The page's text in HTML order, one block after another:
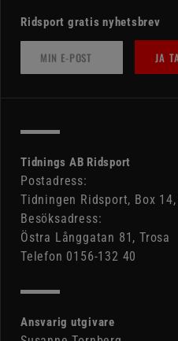
Ridsport gratis nyhetsbrev
JA
Tidnings AB Ridsport
Postadress:
Tidningen Ridsport, Box
Besöksadress:
Östra Långgatan 81, Trosa
Telefon 0156-132 40
Ansvarig utgivare